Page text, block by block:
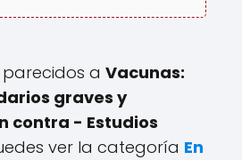
parecidos a Vacunas:
graves y
contra - Estudios
ver la categoría En